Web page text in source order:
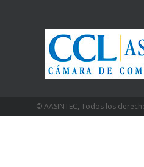
© AASINTEC, Todos los